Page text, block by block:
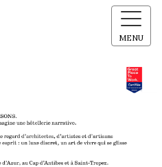
MENU